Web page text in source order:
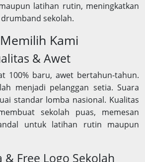
latihan rutin, meningkatkan
sekolah.
Kami
& Awet
100% baru, awet bertahun-tahun.
menjadi pelanggan setia. Suara
standar lomba nasional. Kualitas
sekolah puas, memesan
untuk latihan rutin maupun
& Free Logo Sekolah